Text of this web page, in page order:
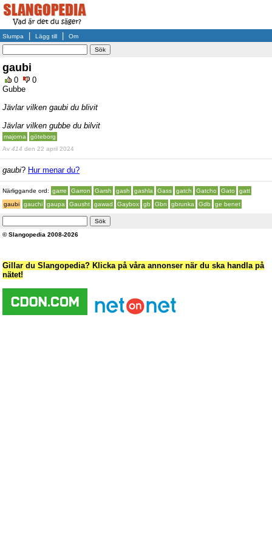
Slumpa Lägg till Om
gaubi
0
0
Gubbe
Jävlar vilken gaubi du blivit
Jävlar vilken gubbe du bilvit
majorna
göteborg
Av 414 den 22 april 2024
gaubi? Hur menar du?
Närliggande ord: garre Garron Garsh gash gashla Gass gatch Gatcho Gato
gatt
gaubi
gauchi gaupa Gausht gawad Gaybox gb Gbn gbrunka Gdb ge benet
© Slangopedia 2008-2026
Gillar du Slangopedia? Klicka på våra annonser när du ska handla på
nätet!